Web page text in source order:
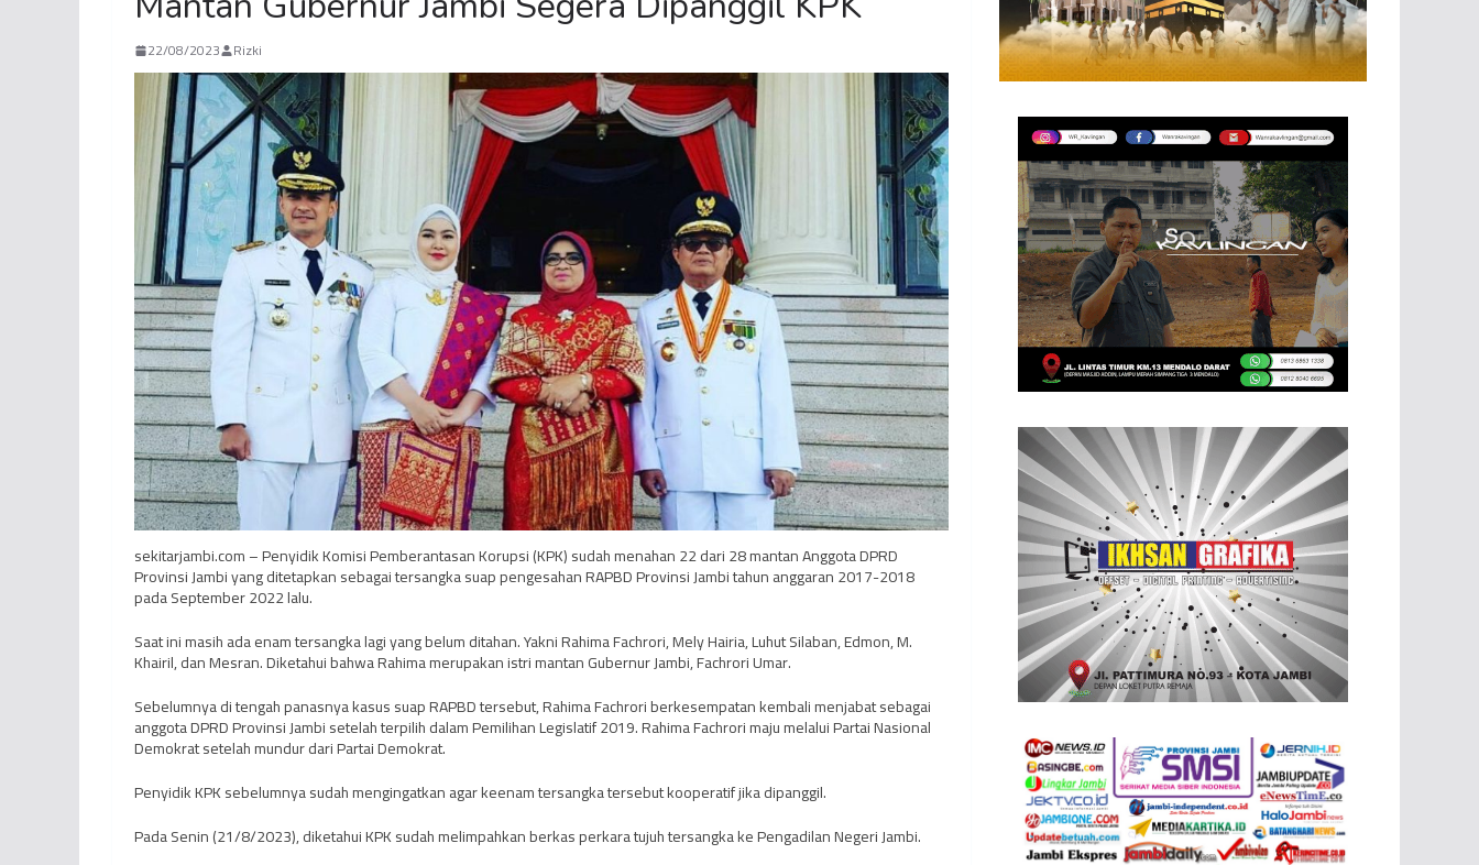
22/08/2023 Rizki
sekitarjambi.com – Penyidik Komisi Pemberantasan Korupsi (KPK) sudah menahan 22 dari 28 mantan Anggota DPRD
Provinsi Jambi yang ditetapkan sebagai tersangka suap pengesahan RAPBD Provinsi Jambi tahun anggaran 2017-2018
pada September 2022 lalu.
Saat ini masih ada enam tersangka lagi yang belum ditahan. Yakni Rahima Fachrori, Mely Hairia, Luhut Silaban, Edmon, M.
Khairil, dan Mesran. Diketahui bahwa Rahima merupakan istri mantan Gubernur Jambi, Fachrori Umar.
Sebelumnya di tengah panasnya kasus suap RAPBD tersebut, Rahima Fachrori berkesempatan kembali menjabat sebagai
anggota DPRD Provinsi Jambi setelah terpilih dalam Pemilihan Legislatif 2019. Rahima Fachrori maju melalui Partai Nasional
Demokrat setelah mundur dari Partai Demokrat.
Penyidik KPK sebelumnya sudah mengingatkan agar keenam tersangka tersebut kooperatif jika dipanggil.
Pada Senin (21/8/2023), diketahui KPK sudah melimpahkan berkas perkara tujuh tersangka ke Pengadilan Negeri Jambi.